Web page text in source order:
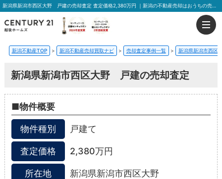
新潟県新潟市⻄区⼤野 戸建の売却査定 査定価格2,380万円 ｜新潟の不動産売却はおうちの売却プラス越後ホームズ
新潟不動産TOP > 新潟不動産売却買取ナビ > 売却査定事例一覧 > 新潟県新潟市⻄区
新潟県新潟市⻄区⼤野 戸建の売却査定
■物件概要
物件種別 戸建て
査定価格 2,380万円
所在地 新潟県新潟市⻄区⼤野